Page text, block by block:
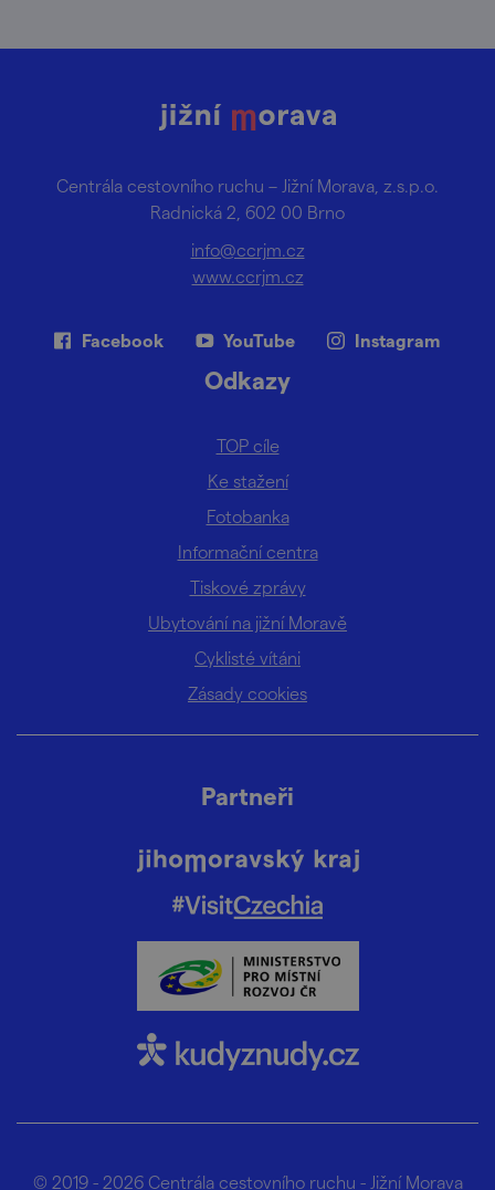
Centrála cestovního ruchu – Jižní Morava, z.s.p.o.
Radnická 2, 602 00 Brno
info@ccrjm.cz
www.ccrjm.cz
Facebook YouTube Instagram
Odkazy
TOP cíle
Ke stažení
Fotobanka
Informační centra
Tiskové zprávy
Ubytování na jižní Moravě
Cyklisté vítáni
Zásady cookies
Partneři
© 2019 - 2026 Centrála cestovního ruchu - Jižní Morava